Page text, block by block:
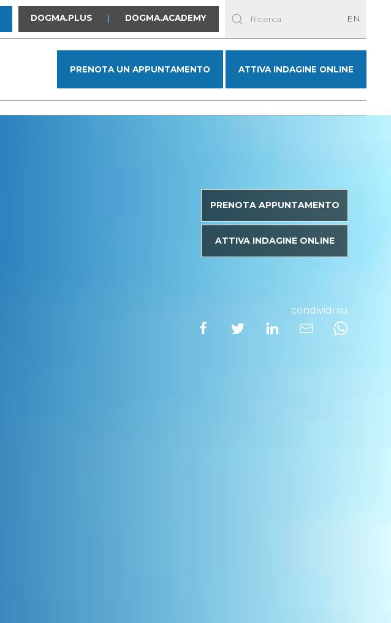
DOGMA.PLUS | DOGMA.ACADEMY EN
PRENOTA UN APPUNTAMENTO ATTIVA INDAGINE ONLINE
PRENOTA APPUNTAMENTO
ATTIVA INDAGINE ONLINE
condividi su